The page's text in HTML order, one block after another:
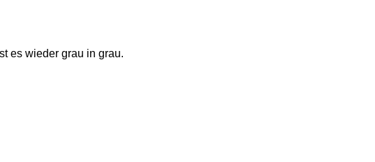
es wieder grau in grau.